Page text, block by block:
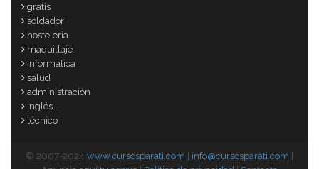
gratis
soldador
hosteleria
maquillaje
informática
salud
administración
inglés
técnico
© 2007-2024 www.cursosparati.com info@cursosparati.com